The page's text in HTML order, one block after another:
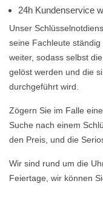
24h Kundenservice
Unser
seine Fachleute
weiter, sodass selbst
gelöst werden und die
durchgeführt wird.
Zögern Sie im Falle
Suche nach einem
den Preis, und die
Wir sind rund um die
Feiertage, wir können